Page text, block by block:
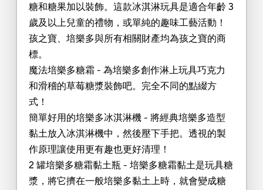
糖和糖果加以裝飾。這款冰淇淋玩具是適合年齡 3
歲及以上兒童的禮物，或單純的趣味工藝活動！
孩之寶、培樂多與所有相關財產均為孩之寶的商
標。
魔法培樂多糖霜 - 為培樂多創作淋上玩具巧克力
和滑稽的草莓糖漿裝飾吧。完全不同的點綴方
式！
簡單好用的培樂多冰淇淋機 - 將經典培樂多造型
黏土放入冰淇淋機中，然後壓下手把。透視的製
作原理讓使用更有趣也更好清理！
2 罐培樂多糖霜黏土瓶 - 培樂多糖霜黏土是玩具糖
漿，將它擠在一般培樂多黏土上時，就會變成糖